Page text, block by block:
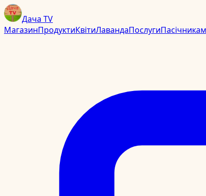
Дача TV
МагазинПродуктиКвітиЛавандаПослугиПасічникам